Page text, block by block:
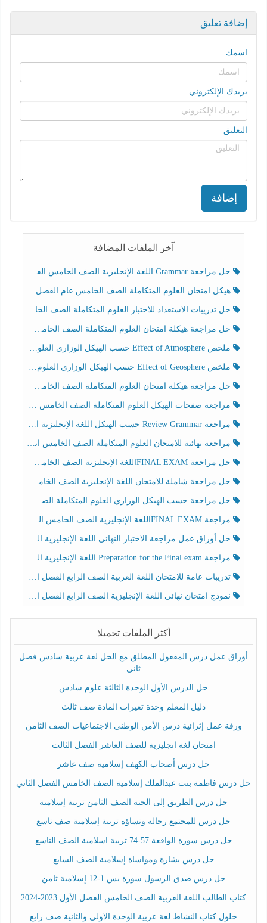
إضافة تعليق
اسمك
بريدك الإلكتروني
التعليق
إضافة
آخر الملفات المضافة
حل مراجعة Grammar اللغة الإنجليزية الصف الخامس الفصل الثالث
هيكل امتحان العلوم المتكاملة الصف الخامس عام الفصل الدراسي الثالث 2025-2026
حل تدريبات الاستعداد للاختبار العلوم المتكاملة الصف الخامس عام الفصل الثالث
حل مراجعة هيكلة امتحان العلوم المتكاملة الصف الخامس انسبير الفصل الثالث
ملخص Effect of Atmosphere حسب الهيكل الوزاري العلوم المتكاملة الصف الخامس انسبير الفصل الثالث
ملخص Effect of Geosphere حسب الهيكل الوزاري العلوم المتكاملة الصف الخامس انسبير الفصل الثالث
حل مراجعة هيكلة امتحان العلوم المتكاملة الصف الخامس عام الفصل الثالث
مراجعة صفحات الهيكل العلوم المتكاملة الصف الخامس انسبير الفصل الثالث
مراجعة Review Grammar حسب الهيكل اللغة الإنجليزية الصف الخامس الفصل الثالث
مراجعة نهائية للامتحان العلوم المتكاملة الصف الخامس انسبير الفصل الثالث
حل مراجعة FINAL EXAMاللغة الإنجليزية الصف الخامس الفصل الثالث
حل مراجعة شاملة للامتحان اللغة الإنجليزية الصف الخامس الفصل الثالث
حل مراجعة حسب الهيكل الوزاري العلوم المتكاملة الصف الخامس عام الفصل الثالث
مراجعة FINAL EXAMاللغة الإنجليزية الصف الخامس الفصل الثالث
حل أوراق عمل مراجعة الاختبار النهائي اللغة الإنجليزية الصف الرابع الفصل الثالث
مراجعة Preparation for the Final exam اللغة الإنجليزية الصف الرابع الفصل الثالث
تدريبات عامة للامتحان اللغة العربية الصف الرابع الفصل الثالث
نموذج امتحان نهائي اللغة الإنجليزية الصف الرابع الفصل الثالث
أكثر الملفات تحميلا
أوراق عمل درس المفعول المطلق مع الحل لغة عربية سادس فصل
ثاني
حل الدرس الأول الوحدة الثالثة علوم سادس
دليل المعلم وحدة تغيرات المادة صف ثالث
ورقة عمل إثرائية درس الأمن الوطني الاجتماعيات الصف الثامن
امتحان لغة انجليزية للصف العاشر الفصل الثالث
حل درس أصحاب الكهف إسلامية صف عاشر
حل درس فاطمة بنت عبدالملك إسلامية الصف الخامس الفصل الثاني
حل درس الطريق إلى الجنة الصف الثامن تربية إسلامية
حل درس للمجتمع رجاله ونساؤه تربية إسلامية صف تاسع
حل درس سورة الواقعة 57-74 تربية اسلامية الصف التاسع
حل درس بشارة ومواساة إسلامية الصف السابع
حل درس صدق الرسول سورة يس 1-12 إسلامية ثامن
كتاب الطالب اللغة العربية الصف الخامس الفصل الأول 2023-2024
حلول كتاب النشاط لغة عربية الوحدة الاولى والثانية صف رابع